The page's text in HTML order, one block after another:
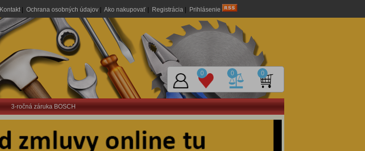
Kontakt| Ochrana osobných údajov| Ako nakupovať| Registrácia| Prihlásenie
0 0 0
3-ročná záruka BOSCH